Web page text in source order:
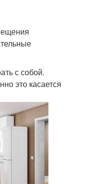
с собой.
это касается